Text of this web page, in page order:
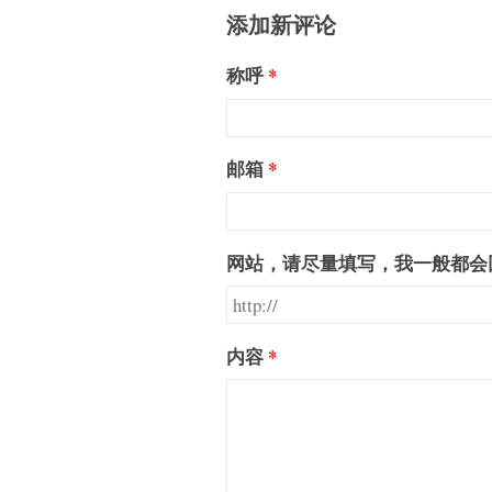
添加新评论
称呼
邮箱
网站，请尽量填写，我一般都
内容